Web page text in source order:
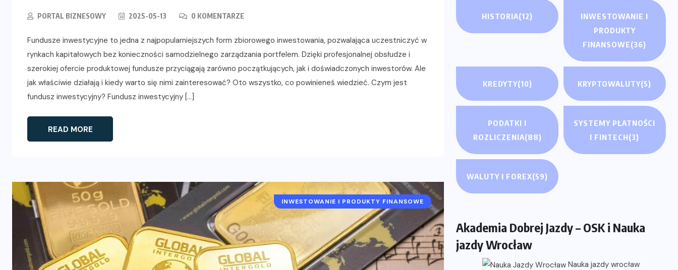
PORTAL BIZNESOWY 2025-05-13 0 KOMENTARZE
Fundusze inwestycyjne to jedna z najpopularniejszych form zbiorowego inwestowania, pozwalająca uczestniczyć w
rynkach kapitałowych bez konieczności samodzielnego zarządzania portfelem. Dzięki profesjonalnej obsłudze i
szerokiej ofercie produktowej fundusze przyciągają zarówno początkujących, jak i doświadczonych inwestorów. Ale
jak właściwie działają i kiedy warto się nimi zainteresować? Oto wszystko, co powinieneś wiedzieć. Czym jest
fundusz inwestycyjny? Fundusz inwestycyjny […]
READ MORE
INWESTOWANIE I PRODUKTY FINANSOWE
HISTORIA(12)
INWESTOWANIE I
PRODUKTY
FINANSOWE(36)
KREDYTY(10) KRYPTOWALUTY(5)
PODATKI I
ROZLICZENIA(88)
SYSTEMY PŁATNOŚCI
I FINTECH(3)
WALUTY I FOREX(59)
Akademia Dobrej Jazdy – OSK i Nauka
jazdy Wrocław
Nauka jazdy wrocław